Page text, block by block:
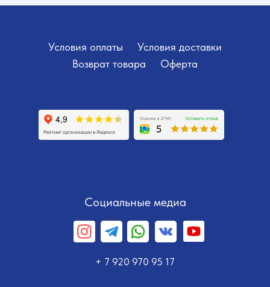
Условия оплаты
Условия доставки
Возврат товара
Оферта
+ 7 920 970 95 17
Социальные медиа